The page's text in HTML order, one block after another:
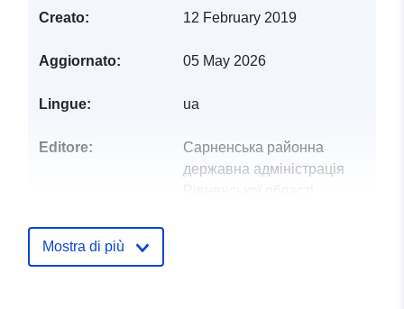
Creato: 12 February 2019
Aggiornato: 05 May 2026
Lingue: ua
Editore:
Сарненська районна
державна адміністрація
Рівненської області
Punti di contatto:
Mostra di più